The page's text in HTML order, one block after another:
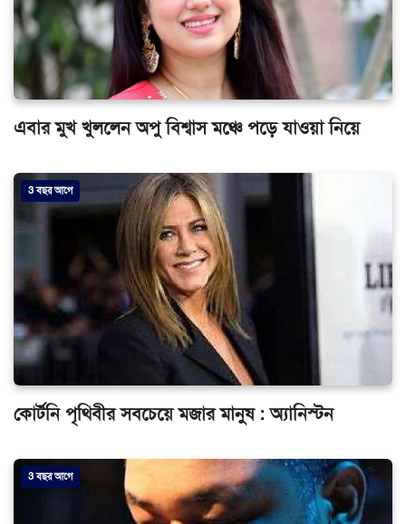
এবার মুখ খুললেন অপু বিশ্বাস মঞ্চে পড়ে যাওয়া নিয়ে
3 বছর আগে
কোর্টনি পৃথিবীর সবচেয়ে মজার মানুষ : অ্যানিস্টন
3 বছর আগে